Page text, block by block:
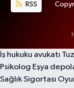
RSS
İş hukuku avukatı
Psikolog Eşya
Sağlık Sigortası